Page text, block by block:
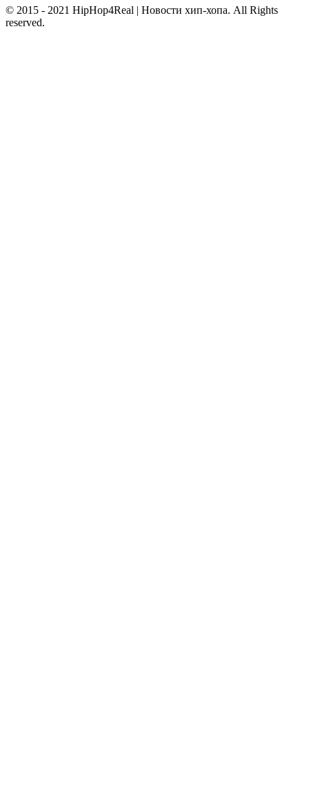
© 2015 - 2021 HipHop4Real | Новости хип-хопа. All Rights
reserved.